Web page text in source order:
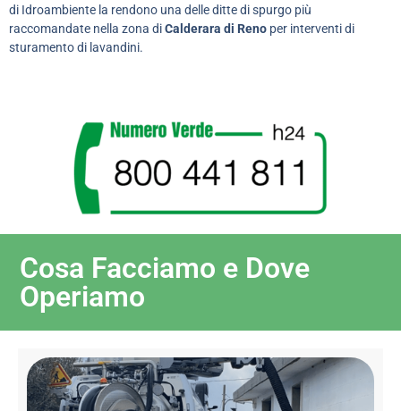
di Idroambiente la rendono una delle ditte di spurgo più
raccomandate nella zona diCalderara di Reno per interventi di
sturamento di lavandini.
Cosa Facciamo e Dove
Operiamo